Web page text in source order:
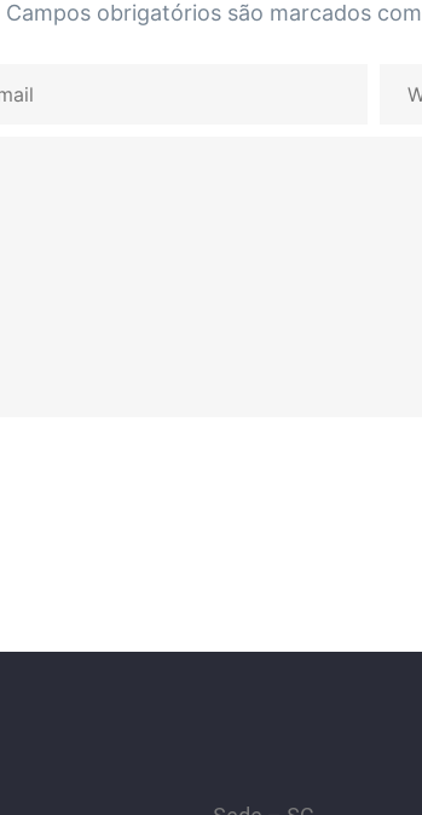
Campos obrigatórios são marcados com